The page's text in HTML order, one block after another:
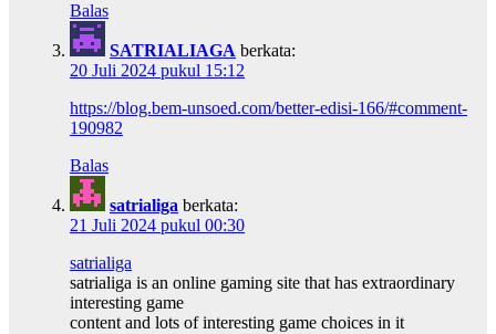
Balas
SATRIALIAGA berkata:
20 Juli 2024 pukul 15:12
https://blog.bem-unsoed.com/better-edisi-166/#comment-
190982
Balas
satrialiga berkata:
21 Juli 2024 pukul 00:30
satrialiga
satrialiga is an online gaming site that has extraordinary
interesting game
content and lots of interesting game choices in it